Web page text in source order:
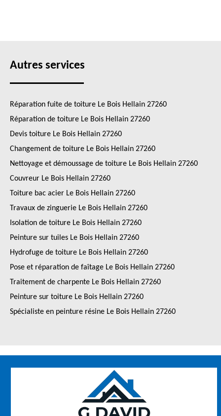
Autres services
Réparation fuite de toiture Le Bois Hellain 27260
Réparation de toiture Le Bois Hellain 27260
Devis toiture Le Bois Hellain 27260
Changement de toiture Le Bois Hellain 27260
Nettoyage et démoussage de toiture Le Bois Hellain 27260
Couvreur Le Bois Hellain 27260
Toiture bac acier Le Bois Hellain 27260
Travaux de zinguerie Le Bois Hellain 27260
Isolation de toiture Le Bois Hellain 27260
Peinture sur tuiles Le Bois Hellain 27260
Hydrofuge de toiture Le Bois Hellain 27260
Pose et réparation de faîtage Le Bois Hellain 27260
Traitement de charpente Le Bois Hellain 27260
Peinture sur toiture Le Bois Hellain 27260
Spécialiste en peinture résine Le Bois Hellain 27260